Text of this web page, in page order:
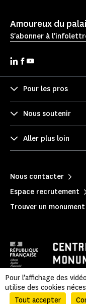
Amoureux du
S'abonner à
Pour les pros
Nous soutenir
Aller plus loin
Nous contacter
Espace recrutement
Trouver un monument
Mentions légales
Informations légales et
Pour l’affichage des
utilise des cookies
Tout accepter